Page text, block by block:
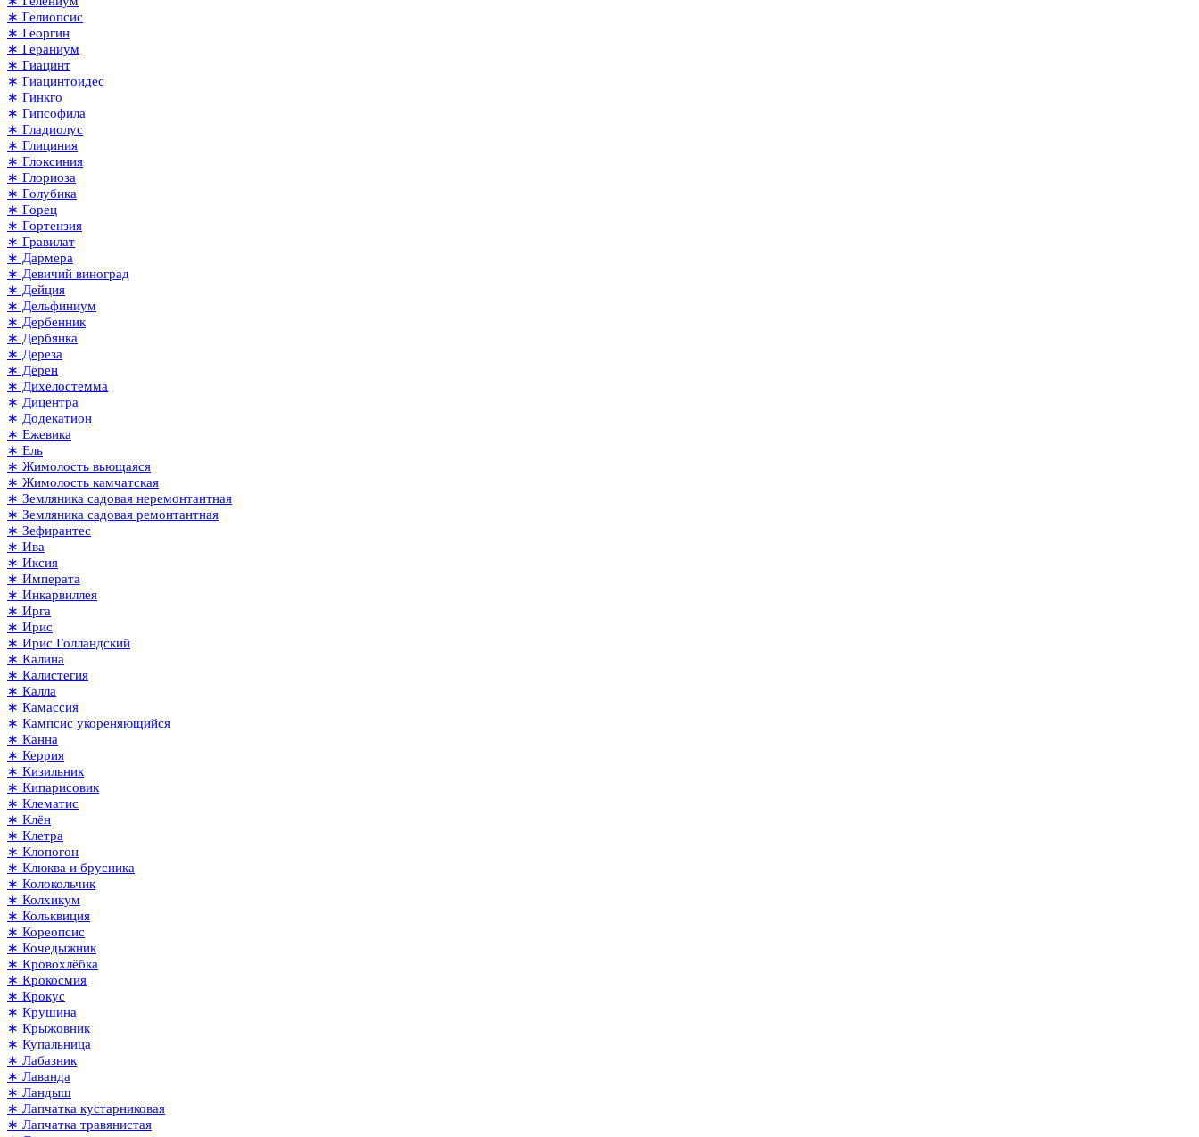
∗ Гелиопсис
∗ Георгин
∗ Гераниум
∗ Гиацинт
∗ Гиацинтоидес
∗ Гинкго
∗ Гипсофила
∗ Гладиолус
∗ Глициния
∗ Глоксиния
∗ Глориоза
∗ Голубика
∗ Горец
∗ Гортензия
∗ Гравилат
∗ Дармера
∗ Девичий виноград
∗ Дейция
∗ Дельфиниум
∗ Дербенник
∗ Дербянка
∗ Дереза
∗ Дёрен
∗ Дихелостемма
∗ Дицентра
∗ Додекатион
∗ Ежевика
∗ Ель
∗ Жимолость вьющаяся
∗ Жимолость камчатская
∗ Земляника садовая неремонтантная
∗ Земляника садовая ремонтантная
∗ Зефирантес
∗ Ива
∗ Иксия
∗ Императа
∗ Инкарвиллея
∗ Ирга
∗ Ирис
∗ Ирис Голландский
∗ Калина
∗ Калистегия
∗ Калла
∗ Камассия
∗ Кампсис укореняющийся
∗ Канна
∗ Керрия
∗ Кизильник
∗ Кипарисовик
∗ Клематис
∗ Клён
∗ Клетра
∗ Клопогон
∗ Клюква и брусника
∗ Колокольчик
∗ Колхикум
∗ Кольквиция
∗ Кореопсис
∗ Кочедыжник
∗ Кровохлёбка
∗ Крокосмия
∗ Крокус
∗ Крушина
∗ Крыжовник
∗ Купальница
∗ Лабазник
∗ Лаванда
∗ Ландыш
∗ Лапчатка кустарниковая
∗ Лапчатка травянистая